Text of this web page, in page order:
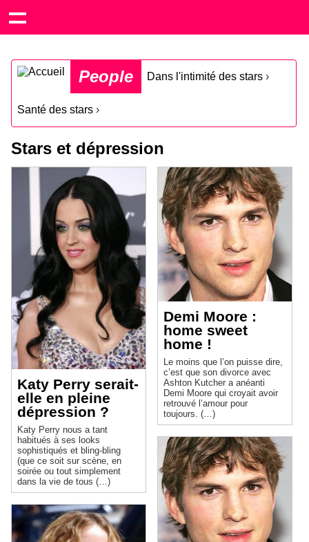
People Dans l'intimité des stars ›
Santé des stars ›
Stars et dépression
Katy Perry serait-
elle en pleine
dépression ?
Katy Perry nous a tant
habitués à ses looks
sophistiqués et bling-bling
(que ce soit sur scène, en
soirée ou tout simplement
dans la vie de tous (…)
Demi Moore :
home sweet
home !
Le moins que l’on puisse dire,
c’est que son divorce avec
Ashton Kutcher a anéanti
Demi Moore qui croyait avoir
retrouvé l’amour pour
toujours. (…)